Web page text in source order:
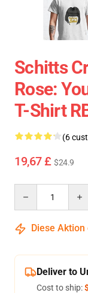
Schitts
Rose:
T-Shirt
(6
19,67 £ $24.9
Diese Aktion
Deliver to
Cost to ship: